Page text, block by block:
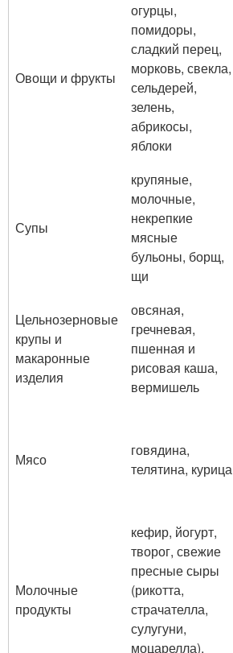
Овощи и фрукты
огурцы,
помидоры,
сладкий перец,
морковь, свекла,
сельдерей,
зелень,
абрикосы,
яблоки
Супы
крупяные,
молочные,
некрепкие
мясные
бульоны, борщ,
щи
Цельнозерновые
крупы и
макаронные
изделия
овсяная,
гречневая,
пшенная и
рисовая каша,
вермишель
Мясо
говядина,
телятина, курица
Молочные
продукты
кефир, йогурт,
творог, свежие
пресные сыры
(рикотта,
страчателла,
сулугуни,
моцарелла),